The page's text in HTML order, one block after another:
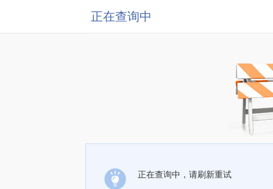
正在查询中
正在查询中，请刷新重试